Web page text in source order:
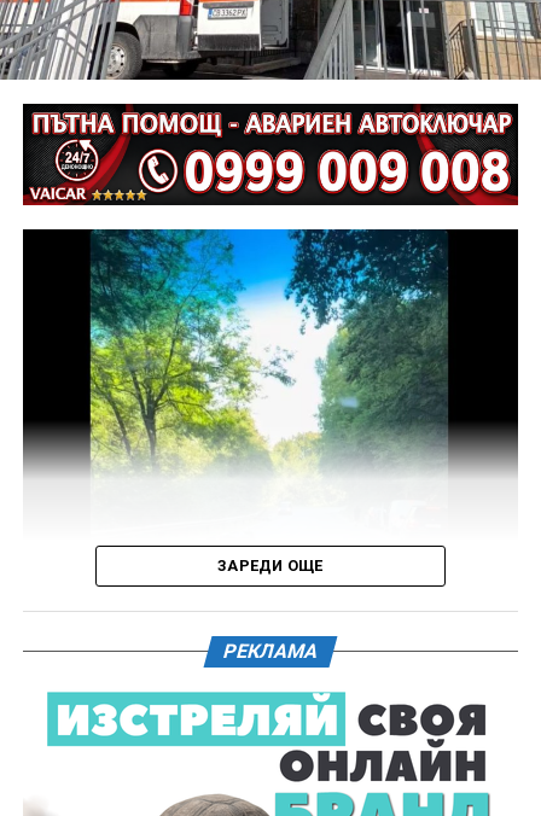
автоексперт, като на място са изготвени и снимки.
Извършена е аутопсия на тялото на пострадалия и е
назначена съдебномедицинска експертиза.
Предстои назначаването на автотехническа
експертиза относно причините и механизма на
възникналото пътнотранспортно произшествие.
На полицейските органи са възложени оперативно –
издирвателни мероприятия, свързани с
установяване на предходно преминали по трасето
на инкриминираната дата моторни превозни
средства, с евентуално последвало
компрометиране на пътната настилка.
Във връзка с изясняване на този въпрос предстои
назначаване на химическа експертиза на иззети в
Действията по разследването продължават под
ръководството на Окръжна прокуратура – Габрово.
61-годишен мъж от севлиевското село Шумата
загуби живота след като катастрофира с мотор.
Тежкият инцидент е станал в събота, 1 август, около
10.00 часа в прохода Шипка. По данни на полицията
ЗАРЕДИ ОЩЕ
РЕКЛАМА